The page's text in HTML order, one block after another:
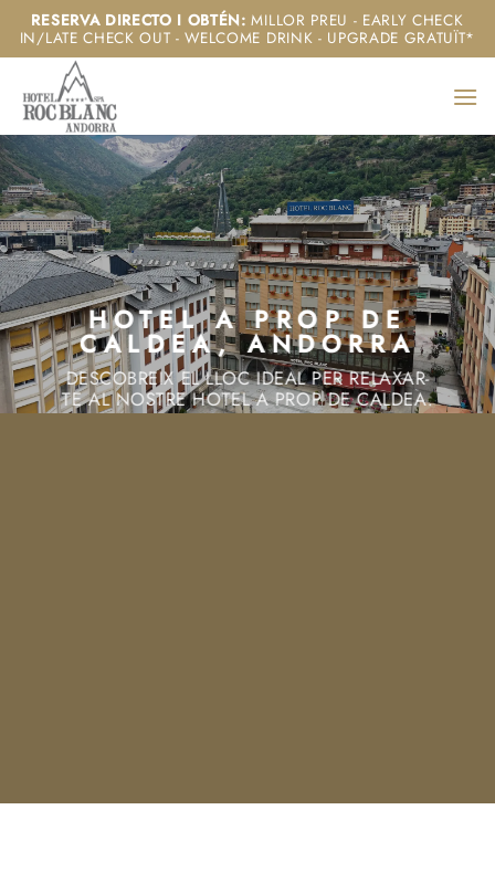
RESERVA DIRECTO I OBTÉN: MILLOR PREU - EARLY CHECK
IN/LATE CHECK OUT - WELCOME DRINK - UPGRADE GRATUÏT*
HOTEL A PROP DE
CALDEA, ANDORRA
DESCOBREIX EL LLOC IDEAL PER RELAXAR-
TE AL NOSTRE HOTEL A PROP DE CALDEA.